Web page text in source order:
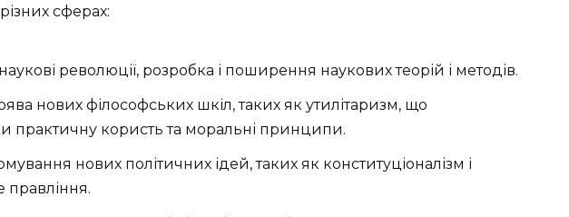
сферах:
революції, розробка і поширення наукових теорій і методів.
нових філософських шкіл, таких як утилітаризм, що
практичну користь та моральні принципи.
нових політичних ідей, таких як конституціоналізм і